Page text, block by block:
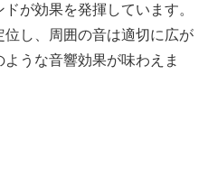
が効果を発揮しています。
し、周囲の音は適切に広が
うな音響効果が味わえま